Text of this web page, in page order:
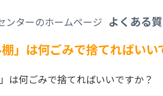
よくある
棚」は何ごみで捨てればい
は何ごみで捨てればいいですか？